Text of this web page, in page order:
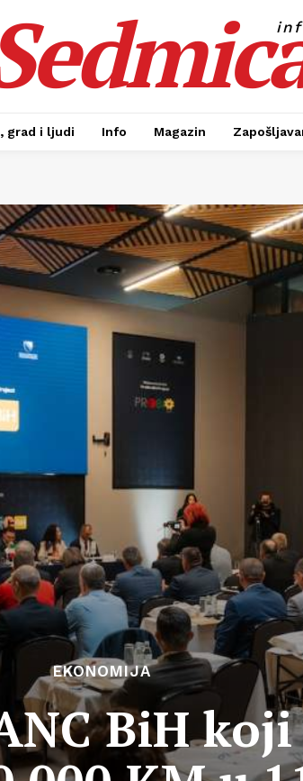
grad i ljudi Info Magazin
EKONOMIJA
BiH